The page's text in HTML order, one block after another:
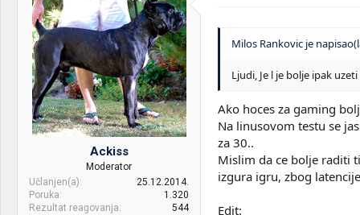
(WI-FI)
RAM:
G.SKILL tridentZ Black-
White 32GB (2x16) DDR4
@3600MHz CL17 [F4-
3600C17D-32GTZKW]
VGA & cooler:
AMD Radeon™ RX 7800 XT
Phantom Gaming 16GB OC
Display:
LG Ultra Gear 27GN850-B
[1ms,144Hz, Nano IPS] / LG
C4 OLED 55"
HDD:
Samsung 860 PRO 256GB
Ackiss
Moderator
Učlanjen(a)
25.12.2014.
Poruka
1.320
Rezultat reagovanja
544
Milos Rankovic je
Ljudi, Je l je bolje ipak
Ako hoces za gaming
Na linusovom testu se
za 30..
Mislim da ce bolje raditi
izgura igru, zbog
Edit: